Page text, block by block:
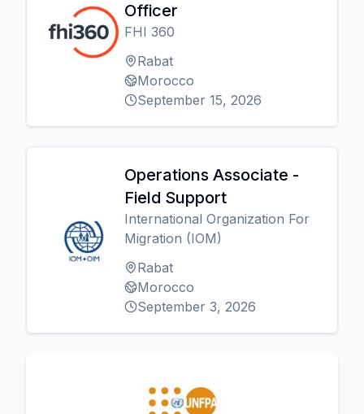
Officer
FHI 360
Rabat
Morocco
September 15, 2026
Operations Associate -
Field Support
International Organization For
Migration (IOM)
Rabat
Morocco
September 3, 2026